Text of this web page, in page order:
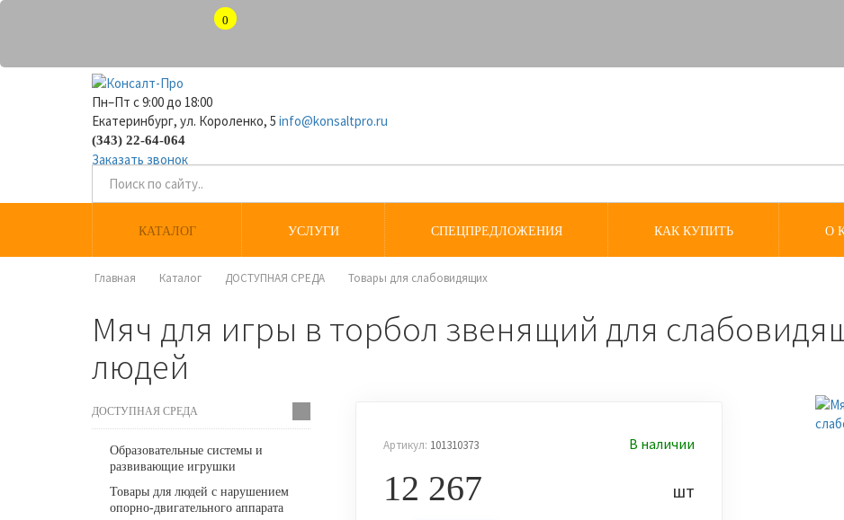
0
Пн–Пт с 9:00 до 18:00
Екатеринбург, ул. Короленко, 5 info@konsaltpro.ru
(343) 22-64-064
Заказать звонок
КАТАЛОГ УСЛУГИ СПЕЦПРЕДЛОЖЕНИЯ КАК КУПИТЬ О
Главная Каталог ДОСТУПНАЯ СРЕДА Товары для слабовидящих
Мяч для игры в торбол звенящий для
людей
ДОСТУПНАЯ СРЕДА
Образовательные системы и
развивающие игрушки
Товары для людей с нарушением
опорно-двигательного аппарата
Артикул: 101310373 В наличии
12 267 шт